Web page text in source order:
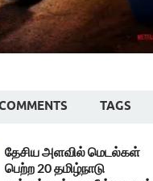
TAGS
தேசிய அளவில் மெடல்கள்
பெற்ற 20 தமிழ்நாடு